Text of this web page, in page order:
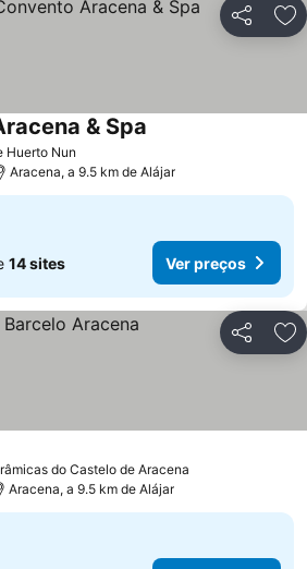
Partilhar
Huerto Nun
& Spa
Aracena, a 9.5 km de Alájar
14 sites Ver preços
Partilhar
do Castelo de Aracena
Aracena, a 9.5 km de Alájar